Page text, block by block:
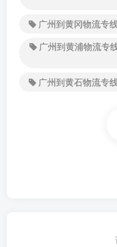
广州到黄冈物流专
广州到黄浦物流专
广州到黄石物流专